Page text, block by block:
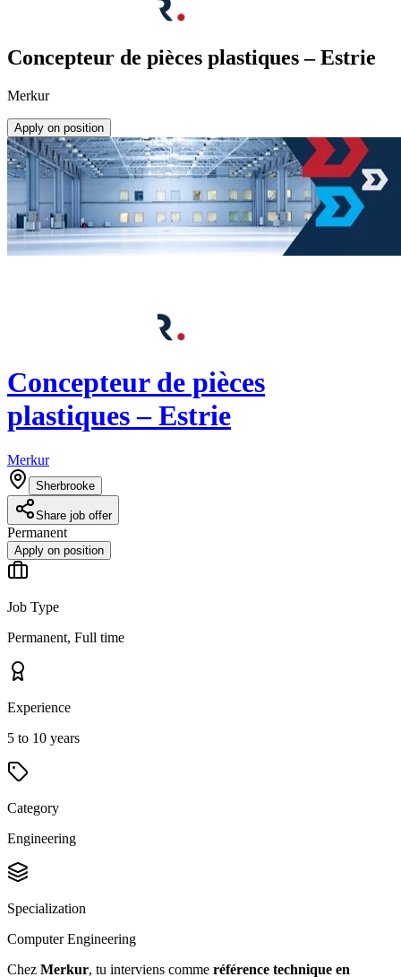
Concepteur de pièces plastiques – Estrie
Merkur
Apply on position
Concepteur de pièces
plastiques – Estrie
Merkur
Sherbrooke
Share job offer
Permanent
Apply on position
Job Type
Permanent, Full time
Experience
5 to 10 years
Category
Engineering
Specialization
Computer Engineering
Chez Merkur, tu interviens comme référence technique en